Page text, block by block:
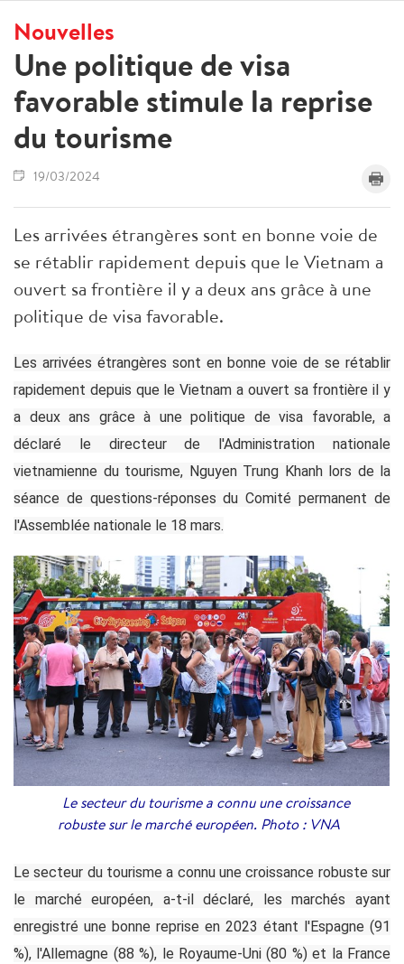
Nouvelles
Une politique de visa
favorable stimule la reprise
du tourisme
19/03/2024
Les arrivées étrangères sont en bonne voie de
se rétablir rapidement depuis que le Vietnam a
ouvert sa frontière il y a deux ans grâce à une
politique de visa favorable.
Les arrivées étrangères sont en bonne voie de se rétablir
rapidement depuis que le Vietnam a ouvert sa frontière il y
a deux ans grâce à une politique de visa favorable, a
déclaré le directeur de l'Administration nationale
vietnamienne du tourisme, Nguyen Trung Khanh lors de la
séance de questions-réponses du Comité permanent de
l'Assemblée nationale le 18 mars.
Le secteur du tourisme a connu une croissance
robuste sur le marché européen. Photo : VNA
Le secteur du tourisme a connu une croissance robuste sur
le marché européen, a-t-il déclaré, les marchés ayant
enregistré une bonne reprise en 2023 étant l'Espagne (91
%), l'Allemagne (88 %), le Royaume-Uni (80 %) et la France